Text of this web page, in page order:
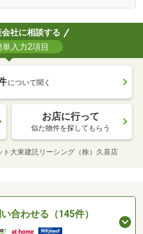
社に相談する
入力2項目
について聞く
お店に行って
似た物件を探してもらう
ト大東建託リーシング（株）久喜店
合わせる（145件）